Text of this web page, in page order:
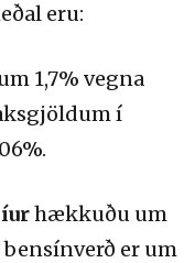
eru:
1,7% vegna
í
hækkuðu um
er um